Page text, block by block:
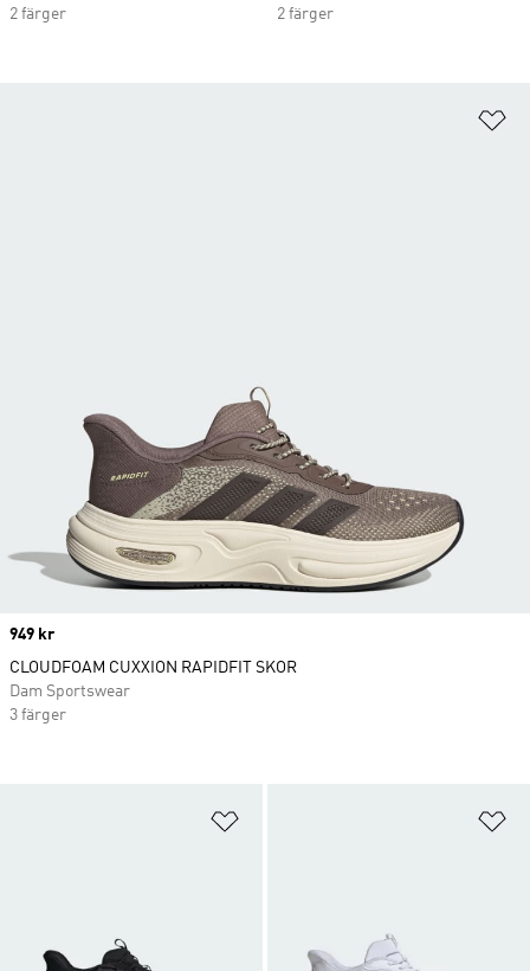
2 färger
2 färger
Price
949 kr
CLOUDFOAM CUXXION RAPIDFIT SKOR
Dam Sportswear
3 färger